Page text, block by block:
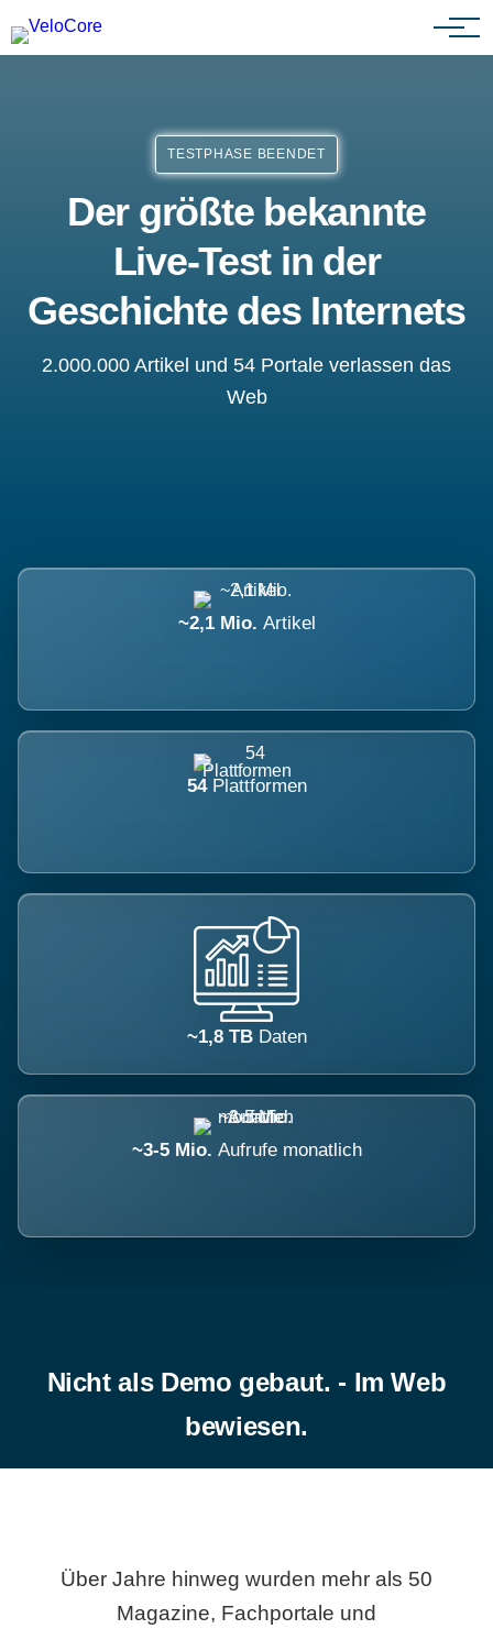
Partnerprogramm
TESTPHASE BEENDET
Der größte bekannte
Live-Test in der
Geschichte des Internets
2.000.000 Artikel und 54 Portale verlassen das
Web
~2,1 Mio. Artikel
54 Plattformen
~1,8 TB Daten
~3-5 Mio. Aufrufe monatlich
Nicht als Demo gebaut. - Im Web
bewiesen.
Über Jahre hinweg wurden mehr als 50
Magazine, Fachportale und